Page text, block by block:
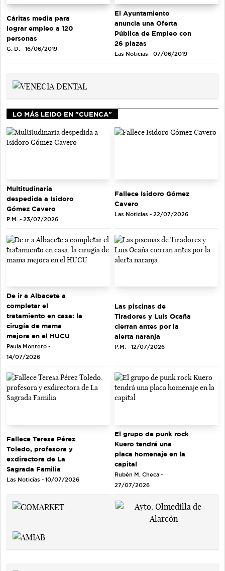
Cáritas media para
lograr empleo a 120
personas
G. D. - 16/06/2019
El Ayuntamiento
anuncia una Oferta
Pública de Empleo con
26 plazas
Las Noticias - 07/06/2019
LO MÁS LEIDO EN "CUENCA"
Multitudinaria
despedida a Isidoro
Gómez Cavero
P.M. - 23/07/2026
Fallece Isidoro Gómez
Cavero
Las Noticias - 22/07/2026
De ir a Albacete a
completar el
tratamiento en casa: la
cirugía de mama
mejora en el HUCU
Paula Montero -
14/07/2026
Las piscinas de
Tiradores y Luis Ocaña
cierran antes por la
alerta naranja
P.M. - 12/07/2026
Fallece Teresa Pérez
Toledo, profesora y
exdirectora de La
Sagrada Familia
Las Noticias - 10/07/2026
El grupo de punk rock
Kuero tendrá una
placa homenaje en la
capital
Rubén M. Checa -
27/07/2026